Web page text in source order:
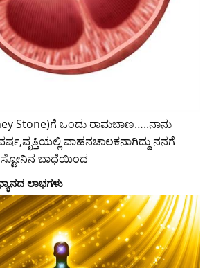
Stone)ಗೆ ಒಂದು ರಾಮಬಾಣ…..ನಾನು
ವಾಹನಚಾಲಕನಾಗಿದ್ದು ನನಗೆ
ಸ್ಟೋನಿನ ಬಾಧೆಯಿಂದ
ಲಾಭಗಳು